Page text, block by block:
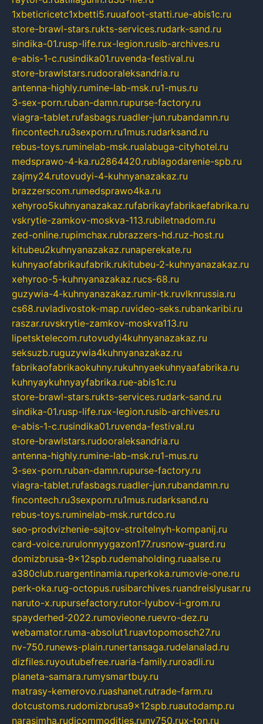
1xbeticricetc1xbetti5.ruuafoot-statti.rue-abis1c.ru
store-brawl-stars.rukts-services.rudark-sand.ru
sindika-01.rusp-life.rux-legion.rusib-archives.ru
e-abis-1-c.rusindika01.ruvenda-festival.ru
store-brawlstars.rudooraleksandria.ru
antenna-highly.rumine-lab-msk.ru1-mus.ru
3-sex-porn.ruban-damn.rupurse-factory.ru
viagra-tablet.rufasbags.ruadler-jun.rubandamn.ru
fincontech.ru3sexporn.ru1mus.rudarksand.ru
rebus-toys.ruminelab-msk.rualabuga-cityhotel.ru
medsprawo-4-ka.ru2864420.rublagodarenie-spb.ru
zajmy24.rutovudyi-4-kuhnyanazakaz.ru
brazzerscom.rumedsprawo4ka.ru
xehyroo5kuhnyanazakaz.rufabrikayfabrikaefabrika.ru
vskrytie-zamkov-moskva-113.rubiletnadom.ru
zed-online.rupimchax.rubrazzers-hd.ruz-host.ru
kitubeu2kuhnyanazakaz.runaperekate.ru
kuhnyaofabrikaufabrik.rukitubeu-2-kuhnyanazakaz.ru
xehyroo-5-kuhnyanazakaz.rucs-68.ru
guzywia-4-kuhnyanazakaz.rumir-tk.ruvlknrussia.ru
cs68.ruvladivostok-map.ruvideo-seks.rubankaribi.ru
raszar.ruvskrytie-zamkov-moskva113.ru
lipetsktelecom.rutovudyi4kuhnyanazakaz.ru
seksuzb.ruguzywia4kuhnyanazakaz.ru
fabrikaofabrikaokuhny.rukuhnyaekuhnyaafabrika.ru
kuhnyaykuhnyayfabrika.rue-abis1c.ru
store-brawl-stars.rukts-services.rudark-sand.ru
sindika-01.rusp-life.rux-legion.rusib-archives.ru
e-abis-1-c.rusindika01.ruvenda-festival.ru
store-brawlstars.rudooraleksandria.ru
antenna-highly.rumine-lab-msk.ru1-mus.ru
3-sex-porn.ruban-damn.rupurse-factory.ru
viagra-tablet.rufasbags.ruadler-jun.rubandamn.ru
fincontech.ru3sexporn.ru1mus.rudarksand.ru
rebus-toys.ruminelab-msk.rurtdco.ru
seo-prodvizhenie-sajtov-stroitelnyh-kompanij.ru
card-voice.rurulonnyygazon177.rusnow-guard.ru
domizbrusa-9x12spb.rudemaholding.ruaalse.ru
a380club.ruargentinamia.ruperkoka.rumovie-one.ru
perk-oka.rug-octopus.rusibarchives.ruandreislyusar.ru
naruto-x.rupursefactory.rutor-lyubov-i-grom.ru
spayderhed-2022.rumovieone.ruevro-dez.ru
webamator.ruma-absolut1.ruavtopomosch27.ru
nv-750.runews-plain.runertansaga.rudelanalad.ru
dizfiles.ruyoutubefree.ruaria-family.ruroadli.ru
planeta-samara.rumysmartbuy.ru
matrasy-kemerovo.ruashanet.rutrade-farm.ru
dotcustoms.rudomizbrusa9x12spb.ruautodamp.ru
narasimha.rudjcommodities.runv750.rux-ton.ru